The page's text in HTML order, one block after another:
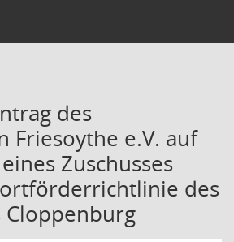
des
Friesoythe e.V. auf
Zuschusses
des
Cloppenburg